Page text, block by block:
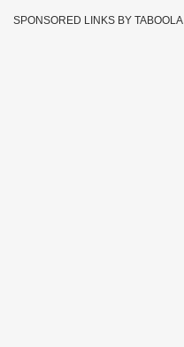
SPONSORED LINKS BY TABOOLA